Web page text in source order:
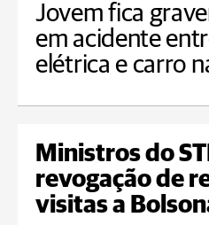
Jovem fica
em acidente
elétrica e carro
Ministros do
revogação de
visitas a